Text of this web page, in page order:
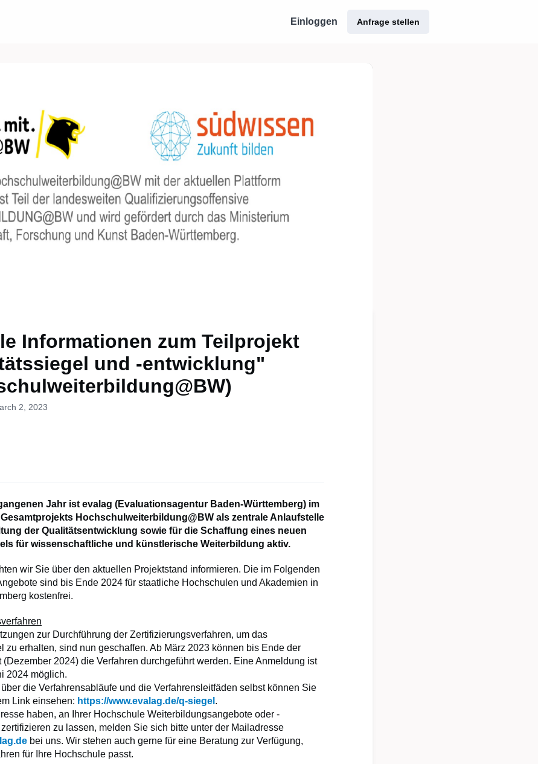
Einloggen Anfrage stellen
Informationen zum Teilprojekt
und -entwicklung"
2, 2023
Jahr ist evalag (Evaluationsagentur Baden-Württemberg) im
Gesamtprojekts Hochschulweiterbildung@BW als zentrale Anlaufstelle
der Qualitätsentwicklung sowie für die Schaffung eines neuen
für wissenschaftliche und künstlerische Weiterbildung aktiv.
wir Sie über den aktuellen Projektstand informieren. Die im Folgenden
sind bis Ende 2024 für staatliche Hochschulen und Akademien in
kostenfrei.
zur Durchführung der Zertifizierungsverfahren, um das
zu erhalten, sind nun geschaffen. Ab März 2023 können bis Ende der
(Dezember 2024) die Verfahren durchgeführt werden. Eine Anmeldung ist
2024 möglich.
über die Verfahrensabläufe und die Verfahrensleitfäden selbst können Sie
Link einsehen: https://www.evalag.de/q-siegel .
haben, an Ihrer Hochschule Weiterbildungsangebote oder -
zu lassen, melden Sie sich bitte unter der Mailadresse
bei uns. Wir stehen auch gerne für eine Beratung zur Verfügung,
für Ihre Hochschule passt.